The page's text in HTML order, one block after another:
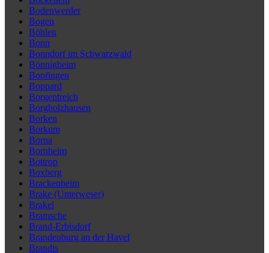
Bodenwerder
Bogen
Böhlen
Bonn
Bonndorf im Schwarzwald
Bönnigheim
Bopfingen
Boppard
Borgentreich
Borgholzhausen
Borken
Borkum
Borna
Bornheim
Bottrop
Boxberg
Brackenheim
Brake (Unterweser)
Brakel
Bramsche
Brand-Erbisdorf
Brandenburg an der Havel
Brandis